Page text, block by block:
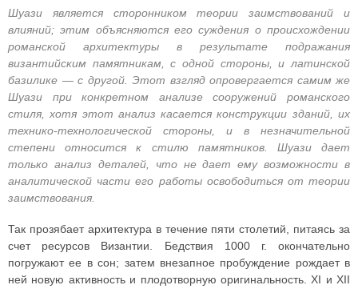
Шуази является сторонником теории заимствований и
влияний; этим объясняются его суждения о происхождении
романской архитектуры в результате подражания
византийским памятникам, с одной стороны, и латинской
базилике — с другой. Этот взгляд опровергается самим же
Шуази при конкретном анализе сооружений романского
стиля, хотя этот анализ касается конструкции зданий, их
технико-технологической стороны, и в незначительной
степени относится к стилю памятников. Шуази дает
только анализ деталей, что не дает ему возможности в
аналитической части его работы освободиться от теории
заимствования.
Так прозябает архитектура в течение пяти столетий, питаясь за
счет ресурсов Византии. Бедствия 1000 г. окончательно
погружают ее в сон; затем внезапное пробуждение рождает в
ней новую активность и плодотворную оригинальность. XI и XII